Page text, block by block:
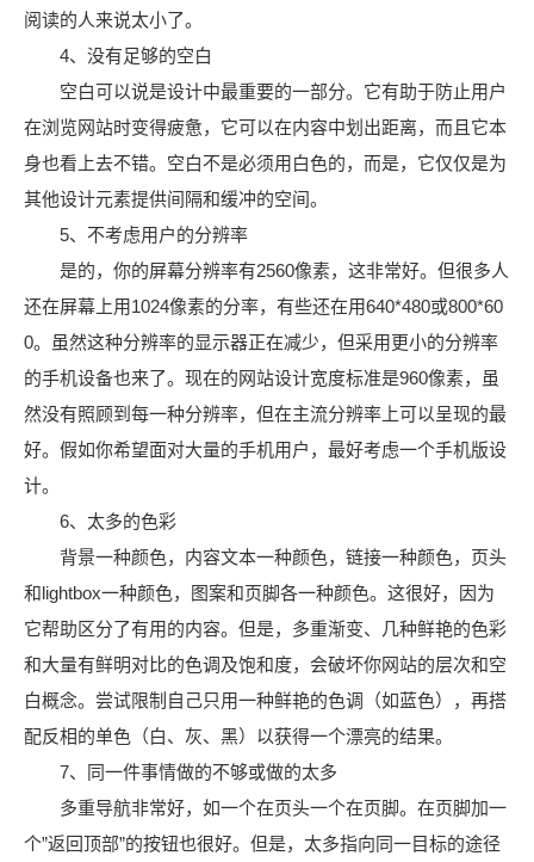
阅读的人来说太小了。
4、没有足够的空白
空白可以说是设计中最重要的一部分。它有助于防止用户
在浏览网站时变得疲惫，它可以在内容中划出距离，而且它本
身也看上去不错。空白不是必须用白色的，而是，它仅仅是为
其他设计元素提供间隔和缓冲的空间。
5、不考虑用户的分辨率
是的，你的屏幕分辨率有2560像素，这非常好。但很多人
还在屏幕上用1024像素的分率，有些还在用640*480或800*60
0。虽然这种分辨率的显示器正在减少，但采用更小的分辨率
的手机设备也来了。现在的网站设计宽度标准是960像素，虽
然没有照顾到每一种分辨率，但在主流分辨率上可以呈现的最
好。假如你希望面对大量的手机用户，最好考虑一个手机版设
计。
6、太多的色彩
背景一种颜色，内容文本一种颜色，链接一种颜色，页头
和lightbox一种颜色，图案和页脚各一种颜色。这很好，因为
它帮助区分了有用的内容。但是，多重渐变、几种鲜艳的色彩
和大量有鲜明对比的色调及饱和度，会破坏你网站的层次和空
白概念。尝试限制自己只用一种鲜艳的色调（如蓝色），再搭
配反相的单色（白、灰、黑）以获得一个漂亮的结果。
7、同一件事情做的不够或做的太多
多重导航非常好，如一个在页头一个在页脚。在页脚加一
个”返回顶部”的按钮也很好。但是，太多指向同一目标的途径